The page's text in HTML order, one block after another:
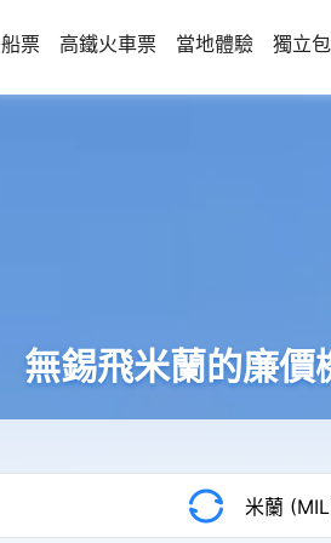
船票 高鐵火車票 當地體驗 獨立
無錫飛米蘭的廉價